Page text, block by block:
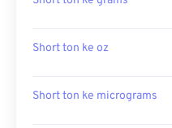
Short ton ke oz
Short ton ke micrograms